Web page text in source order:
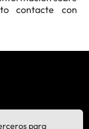
contacte con
para